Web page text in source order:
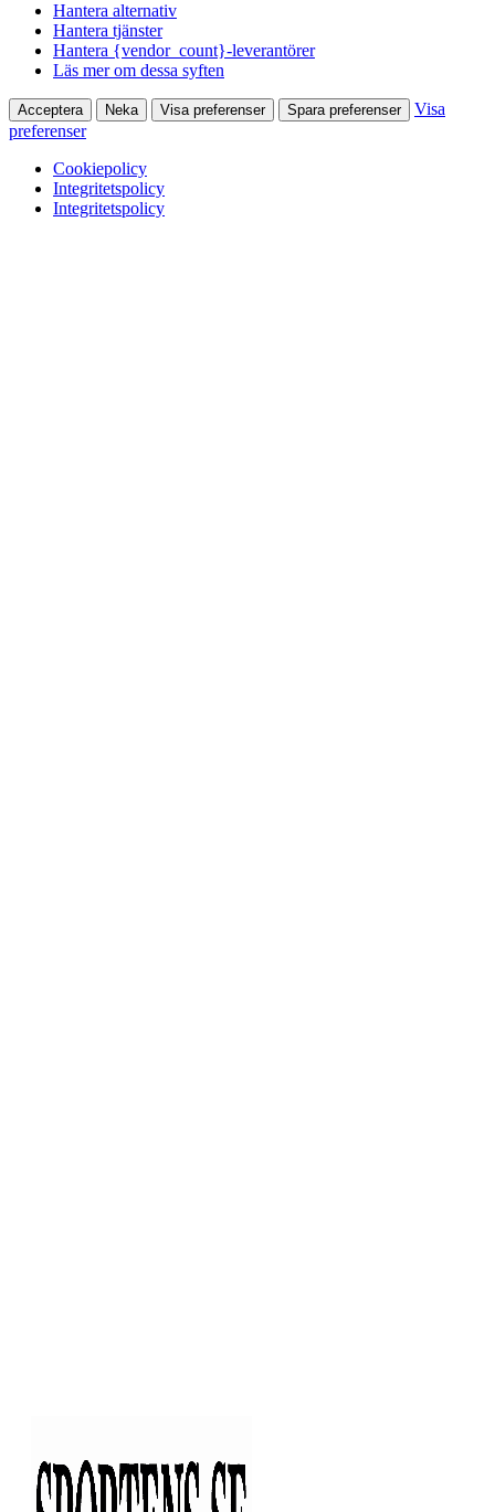
Hantera alternativ
Hantera tjänster
Hantera {vendor_count}-leverantörer
Läs mer om dessa syften
Acceptera Neka Visa preferenser Spara preferenser
Visa
preferenser
Cookiepolicy
Integritetspolicy
Integritetspolicy